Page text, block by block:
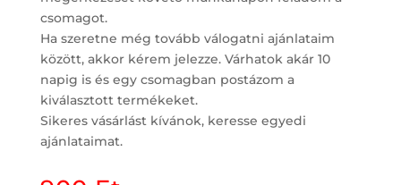
csomagot.
Ha szeretne még tovább válogatni ajánlataim
között, akkor kérem jelezze. Várhatok akár 10
napig is és egy csomagban postázom a
kiválasztott termékeket.
Sikeres vásárlást kívánok, keresse egyedi
ajánlataimat.